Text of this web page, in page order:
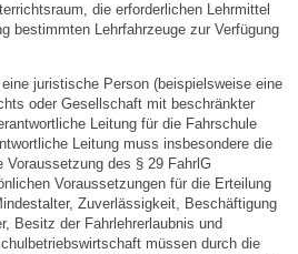
die erforderlichen Lehrmittel
bestimmten Lehrfahrzeuge zur Verfügung
juristische Person (beispielsweise eine
oder Gesellschaft mit beschränkter
Leitung für die Fahrschule
Leitung muss insbesondere die
Voraussetzung des § 29 FahrlG
Voraussetzungen für die Erteilung
Zuverlässigkeit, Beschäftigung
Besitz der Fahrlehrerlaubnis und
müssen durch die